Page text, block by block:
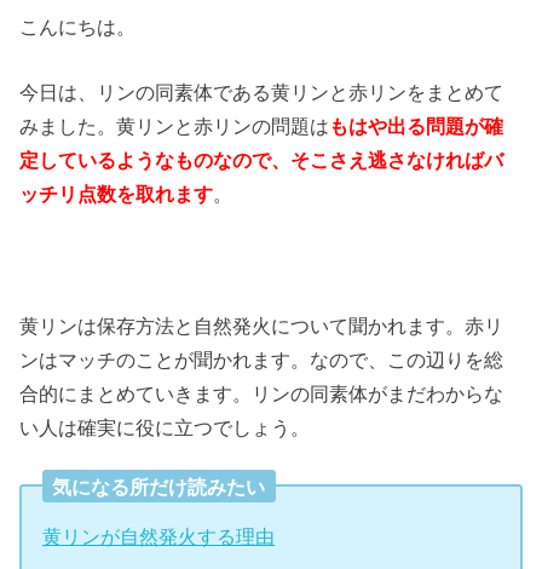
こんにちは。
今日は、リンの同素体である黄リンと赤リンをまとめて
みました。黄リンと赤リンの問題は もはや出る問題が確
定しているようなものなので、そこさえ逃さなければバ
ッチリ点数を取れます。
黄リンは保存方法と自然発火について聞かれます。赤リ
ンはマッチのことが聞かれます。なので、この辺りを総
合的にまとめていきます。リンの同素体がまだわからな
い人は確実に役に立つでしょう。
気になる所だけ読みたい
黄リンが自然発火する理由